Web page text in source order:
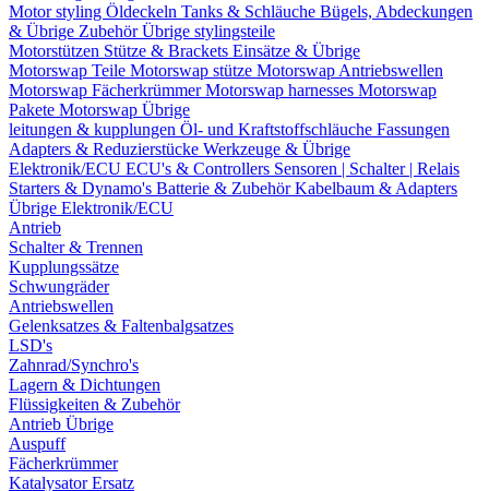
Motor styling Öldeckeln Tanks & Schläuche Bügels, Abdeckungen
& Übrige ZubehörÜbrige stylingsteile
Motorstützen Stütze & Brackets Einsätze & Übrige
Motorswap Teile Motorswap stütze Motorswap Antriebswellen
Motorswap FächerkrümmerMotorswap harnesses Motorswap
Pakete Motorswap Übrige
leitungen & kupplungen Öl- und Kraftstoffschläuche Fassungen
Adapters & Reduzierstücke Werkzeuge & Übrige
Elektronik/ECU ECU's & Controllers Sensoren | Schalter | Relais
Starters & Dynamo's Batterie & ZubehörKabelbaum & Adapters
Übrige Elektronik/ECU
Antrieb
Schalter & Trennen
Kupplungssätze
Schwungräder
Antriebswellen
Gelenksatzes & Faltenbalgsatzes
LSD's
Zahnrad/Synchro's
Lagern & Dichtungen
Flüssigkeiten & Zubehör
Antrieb Übrige
Auspuff
Fächerkrümmer
Katalysator Ersatz